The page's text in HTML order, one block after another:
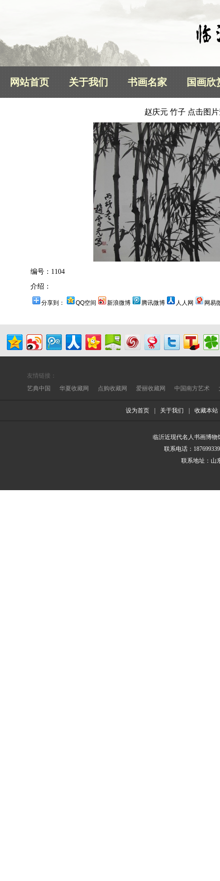
网站首页 关于我们 书画名家 国画欣
赵庆元 竹子 点击图
编号：1104
介绍：
分享到： QQ空间 新浪微博 腾讯微博 人人网 网易
友情链接：
艺典中国
华夏收藏网 点购收藏网 爱丽收藏网 中国南方艺术
设为首页 关于我们 收藏本站
临沂近现代名人书画博物
联系电话：
联系地址：山